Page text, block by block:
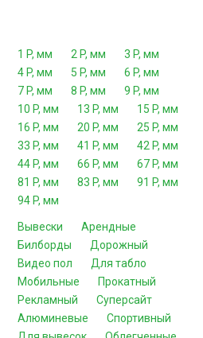
1 P, мм 2 P, мм
3 P, мм
4 P, мм
5 P, мм
6 P, мм
7 P, мм
8 P, мм
9 P, мм
10 P, мм
13 P, мм
15 P, мм
16 P, мм
20 P, мм
25 P, мм
33 P, мм
41 P, мм
42 P, мм
44 P, мм
66 P, мм
67 P, мм
81 P, мм
83 P, мм
91 P, мм
94 P, мм
Вывески
Арендные
Билборды
Дорожный
Видео пол
Для табло
Мобильные
Прокатный
Рекламный
Суперсайт
Алюминевые
Спортивный